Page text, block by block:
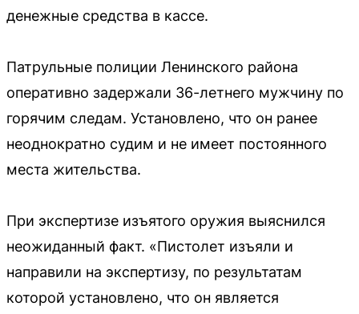
денежные средства в кассе.
Патрульные полиции Ленинского района
оперативно задержали 36-летнего мужчину по
горячим следам. Установлено, что он ранее
неоднократно судим и не имеет постоянного
места жительства.
При экспертизе изъятого оружия выяснился
неожиданный факт. «Пистолет изъяли и
направили на экспертизу, по результатам
которой установлено, что он является